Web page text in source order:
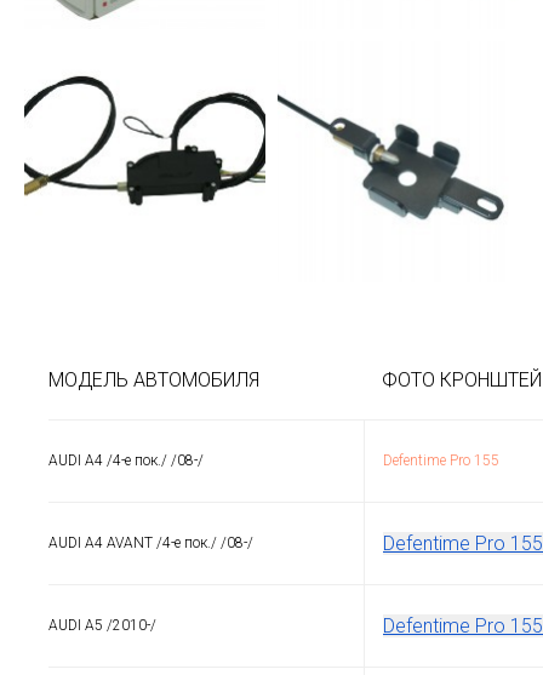
МОДЕЛЬ АВТОМОБИЛЯ ФОТО
AUDI A4 /4-е пок./ /08-/ Defentime Pro 155
AUDI A4 AVANT /4-е пок./ /08-/ Defentime Pro 155
AUDI A5 /2010-/ Defentime Pro 155